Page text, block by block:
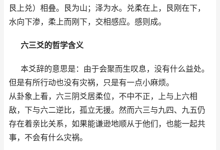
艮上兑）相叠。艮为山；泽为水。兑柔在上，艮刚在下，
水向下渗，柔上而刚下，交相感应。感则成。
六三爻的哲学含义
本爻辞的意思是：由于会聚而生叹息，没有什么益处。
但是有所行动也没有灾祸，只是有一点小麻烦。
从卦象上看，六三阴爻居柔位，不中不正，上与上六相
敌，下与六二逆比，孤立无援。然而六三与九四、九五仍
存在着亲比关系，如果能谦逊地顺从于他们，也能一起共
事，不会有什么灾祸。